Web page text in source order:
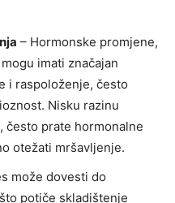
– Hormonske promjene,
imati značajan
i raspoloženje, često
Nisku razinu
često prate hormonalne
otežati mršavljenje.
može dovesti do
potiče skladištenje